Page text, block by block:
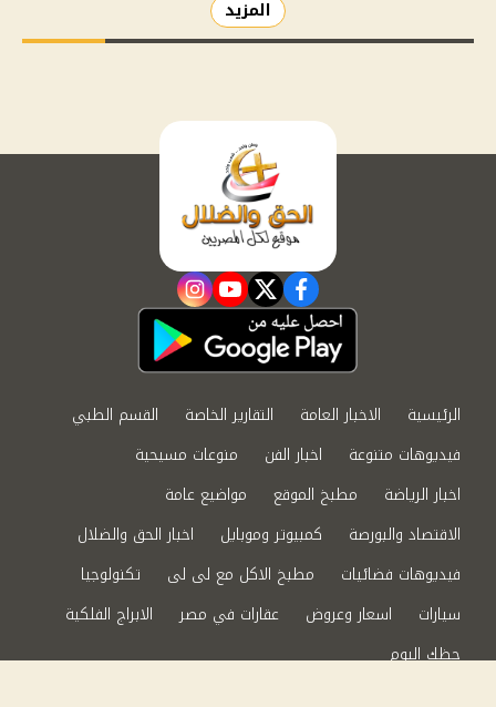
المزيد
facebook
twitter
youtube
instagram
الرئيسية الاخبار العامة التقارير الخاصة
القسم الطبي
فيديوهات متنوعة
اخبار الفن
منوعات مسيحية
اخبار الرياضة
مطبخ الموقع
مواضيع عامة
الاقتصاد والبورصة
كمبيوتر وموبايل
اخبار الحق والضلال
فيديوهات فضائيات
مطبخ الاكل مع لى لى
تكنولوجيا
سيارات
اسعار وعروض عقارات في مصر
الابراج الفلكية
حظك اليوم